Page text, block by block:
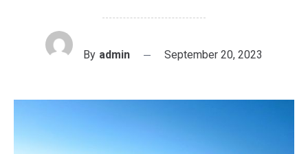
By admin September 20, 2023